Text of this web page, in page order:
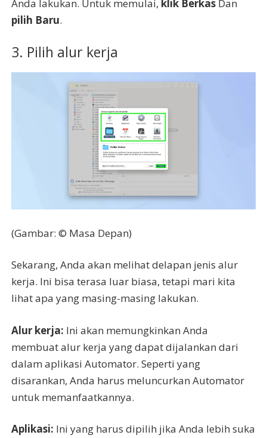
Anda lakukan. Untuk memulai, klik Berkas Dan
pilih Baru.
3. Pilih alur kerja
(Gambar: © Masa Depan)
Sekarang, Anda akan melihat delapan jenis alur
kerja. Ini bisa terasa luar biasa, tetapi mari kita
lihat apa yang masing-masing lakukan.
Alur kerja: Ini akan memungkinkan Anda
membuat alur kerja yang dapat dijalankan dari
dalam aplikasi Automator. Seperti yang
disarankan, Anda harus meluncurkan Automator
untuk memanfaatkannya.
Aplikasi: Ini yang harus dipilih jika Anda lebih suka